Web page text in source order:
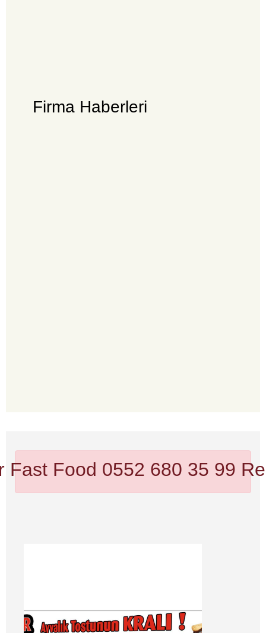
Firma Haberleri
Fast Food 0552 680 35 99